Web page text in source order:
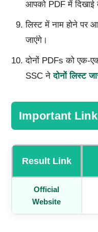
आपको PDF में दिखाई
लिस्ट में नाम होने पर
जाएंगे।
दोनों PDFs को
SSC नेदोनों लिस्ट
Important
Result Link
Official
Website